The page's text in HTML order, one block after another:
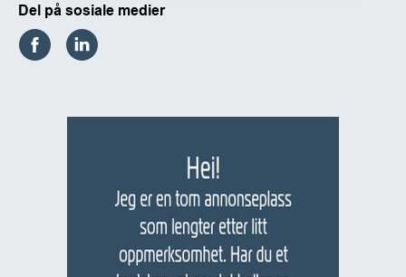
Del på sosiale medier